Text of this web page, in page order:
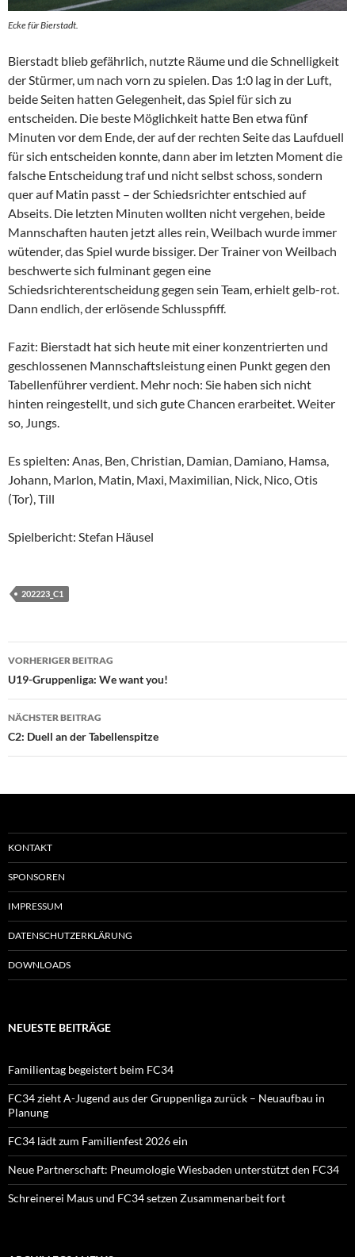
Ecke für Bierstadt.
Bierstadt blieb gefährlich, nutzte Räume und die Schnelligkeit
der Stürmer, um nach vorn zu spielen. Das 1:0 lag in der Luft,
beide Seiten hatten Gelegenheit, das Spiel für sich zu
entscheiden. Die beste Möglichkeit hatte Ben etwa fünf
Minuten vor dem Ende, der auf der rechten Seite das Laufduell
für sich entscheiden konnte, dann aber im letzten Moment die
falsche Entscheidung traf und nicht selbst schoss, sondern
quer auf Matin passt – der Schiedsrichter entschied auf
Abseits. Die letzten Minuten wollten nicht vergehen, beide
Mannschaften hauten jetzt alles rein, Weilbach wurde immer
wütender, das Spiel wurde bissiger. Der Trainer von Weilbach
beschwerte sich fulminant gegen eine
Schiedsrichterentscheidung gegen sein Team, erhielt gelb-rot.
Dann endlich, der erlösende Schlusspfiff.
Fazit: Bierstadt hat sich heute mit einer konzentrierten und
geschlossenen Mannschaftsleistung einen Punkt gegen den
Tabellenführer verdient. Mehr noch: Sie haben sich nicht
hinten reingestellt, und sich gute Chancen erarbeitet. Weiter
so, Jungs.
Es spielten: Anas, Ben, Christian, Damian, Damiano, Hamsa,
Johann, Marlon, Matin, Maxi, Maximilian, Nick, Nico, Otis
(Tor), Till
Spielbericht: Stefan Häusel
202223_C1
Beitragsnavigation
VORHERIGER BEITRAG
U19-Gruppenliga: We want you!
NÄCHSTER BEITRAG
C2: Duell an der Tabellenspitze
KONTAKT
SPONSOREN
IMPRESSUM
DATENSCHUTZERKLÄRUNG
DOWNLOADS
NEUESTE BEITRÄGE
Familientag begeistert beim FC34
FC34 zieht A-Jugend aus der Gruppenliga zurück – Neuaufbau in
Planung
FC34 lädt zum Familienfest 2026 ein
Neue Partnerschaft: Pneumologie Wiesbaden unterstützt den FC34
Schreinerei Maus und FC34 setzen Zusammenarbeit fort